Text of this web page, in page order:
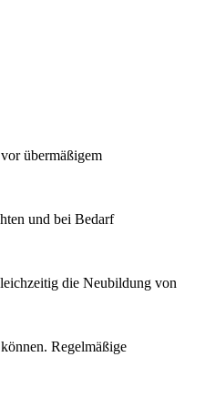
übermäßigem
und bei Bedarf
die Neubildung von
Regelmäßige